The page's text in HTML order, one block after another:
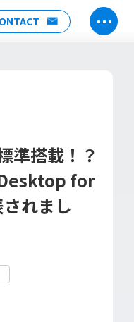
準搭載！？
for
れまし